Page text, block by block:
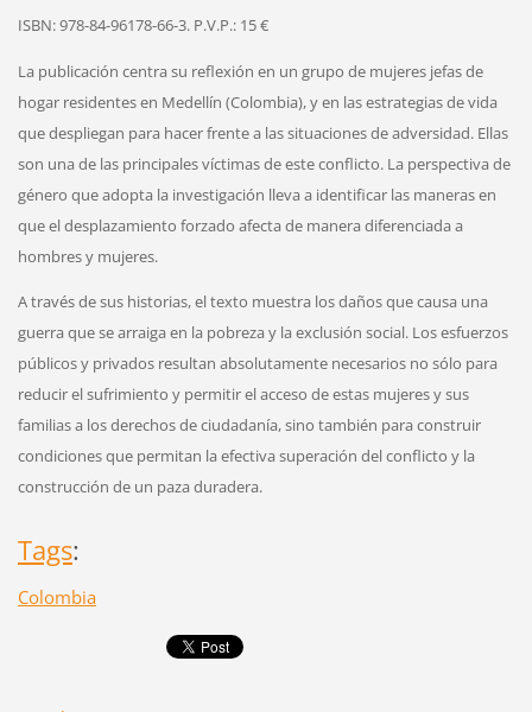
ISBN: 978-84-96178-66-3. P.V.P.: 15 €
La publicación centra su reflexión en un grupo de mujeres jefas de
hogar residentes en Medellín (Colombia), y en las estrategias de vida
que despliegan para hacer frente a las situaciones de adversidad. Ellas
son una de las principales víctimas de este conflicto. La perspectiva de
género que adopta la investigación lleva a identificar las maneras en
que el desplazamiento forzado afecta de manera diferenciada a
hombres y mujeres.
A través de sus historias, el texto muestra los daños que causa una
guerra que se arraiga en la pobreza y la exclusión social. Los esfuerzos
públicos y privados resultan absolutamente necesarios no sólo para
reducir el sufrimiento y permitir el acceso de estas mujeres y sus
familias a los derechos de ciudadanía, sino también para construir
condiciones que permitan la efectiva superación del conflicto y la
construcción de un paza duradera.
Tags:
Colombia